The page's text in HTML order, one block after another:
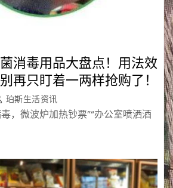
消毒用品大盘点！用法效
再只盯着一两样抢购了！
珀斯生活资讯
，微波炉加热钞票”“办公室喷洒酒